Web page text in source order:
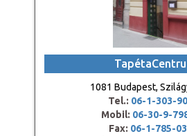
1081 Budapest,
Tel.: 06-1-303-
Mobil: 06-30-9-
Fax: 06-1-785-